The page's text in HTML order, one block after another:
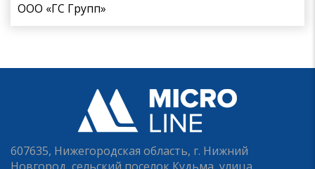
ООО «ГС Групп»
607635, Нижегородская область, г. Нижний